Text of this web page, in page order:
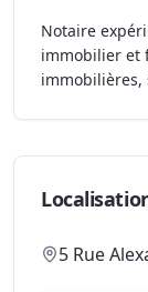
Notaire
immobilier et
immobilières,
5 Rue